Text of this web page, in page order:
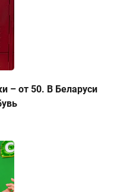
– от 50. В Беларуси